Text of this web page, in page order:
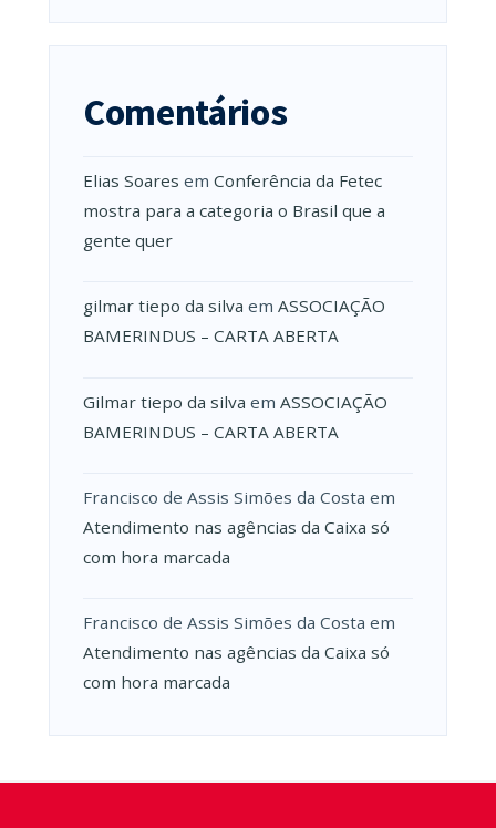
Comentários
Elias Soares em Conferência da Fetec
mostra para a categoria o Brasil que a
gente quer
gilmar tiepo da silva em ASSOCIAÇÃO
BAMERINDUS – CARTA ABERTA
Gilmar tiepo da silva em ASSOCIAÇÃO
BAMERINDUS – CARTA ABERTA
Francisco de Assis Simões da Costa em
Atendimento nas agências da Caixa só
com hora marcada
Francisco de Assis Simões da Costa em
Atendimento nas agências da Caixa só
com hora marcada